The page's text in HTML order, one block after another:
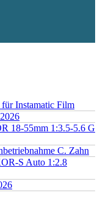
Instamatic Film
18-55mm 1:3.5-5.6 G
C. Zahn
S Auto 1:2.8